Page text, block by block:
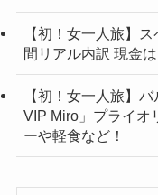
【初！女一人旅】
間リアル内訳 現金
【初！女一人旅】
VIP Miro」プライオ
ーや軽食など！